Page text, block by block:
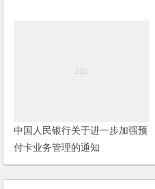
中国人民银行关于进一步加强预
付卡业务管理的通知